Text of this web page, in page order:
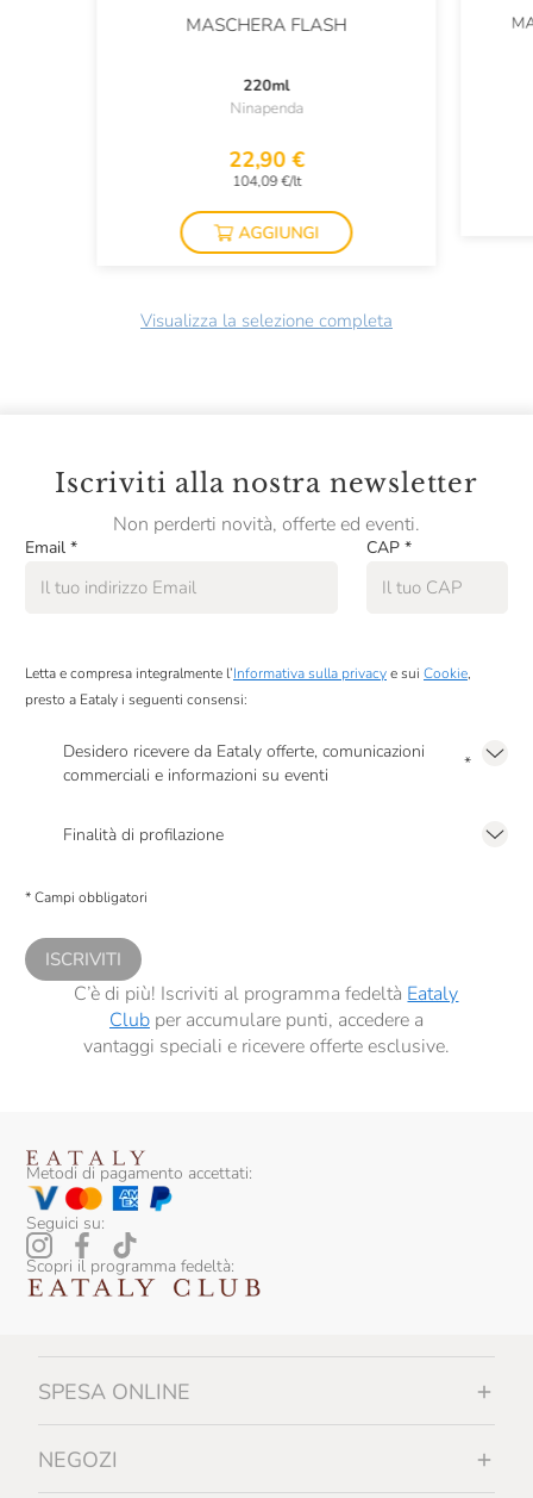
MASCHERA FLASH
220ml
Ninapenda
22,90 €
104,09 €/lt
AGGIUNGI
Visualizza la selezione completa
Iscriviti alla nostra newsletter
Non perderti novità, offerte ed eventi.
Email * CAP *
Letta e compresa integralmente l’Informativa sulla privacye sui Cookie,
presto a Eataly i seguenti consensi:
Desidero ricevere da Eataly offerte, comunicazioni
commerciali e informazioni su eventi
*
Finalità di profilazione
comunicazioni commerciali personalizzate, in caso di consenso prestato ai
* Campi obbligatori
ISCRIVITI
C’è di più! Iscriviti al programma fedeltà Eataly
Clubper accumulare punti, accedere a
vantaggi speciali e ricevere offerte esclusive.
Metodi di pagamento accettati:
Seguici su:
Scopri il programma fedeltà:
SPESA ONLINE
NEGOZI